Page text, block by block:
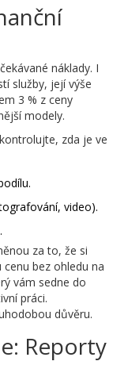
náklady. I
služby, její výše
3 % z ceny
modely.
zda je ve
video).
za to, že si
bez ohledu na
vám sedne do
práci.
důvěru.
Reporty